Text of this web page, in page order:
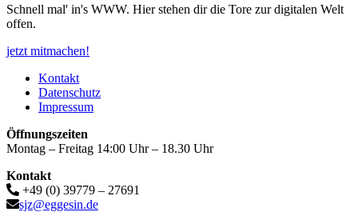
Schnell mal' in's WWW. Hier stehen dir die Tore zur digitalen Welt
offen.
jetzt mitmachen!
Kontakt
Datenschutz
Impressum
Öffnungszeiten
Montag – Freitag 14:00 Uhr – 18.30 Uhr
Kontakt
+49 (0) 39779 – 27691
sjz@eggesin.de